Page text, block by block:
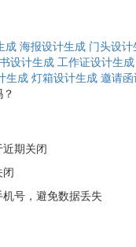
成 海报设计生成 门头设计
设计生成 工作证设计生成
生成 灯箱设计生成 邀请
期关闭
闭
号，避免数据丢失